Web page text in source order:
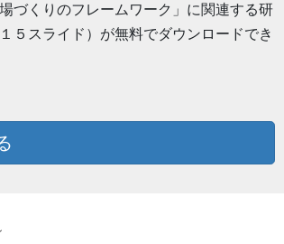
づくりのフレームワーク」に関連する研
５スライド）が無料でダウンロードでき